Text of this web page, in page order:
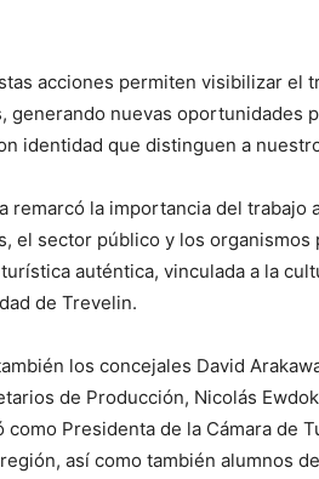
acciones permiten visibilizar el
generando nuevas oportunidades
identidad que distinguen a
remarcó la importancia del trabajo
el sector público y los organismos
auténtica, vinculada a la
de Trevelin.
los concejales David
de Producción, Nicolás
como Presidenta de la Cámara de
así como también alumnos